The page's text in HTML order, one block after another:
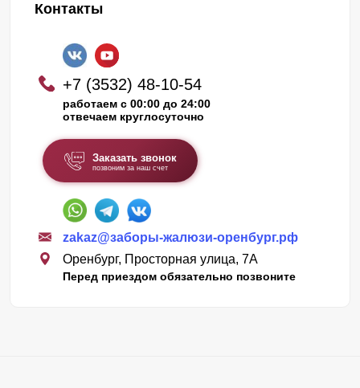
Контакты
+7 (3532) 48-10-54
работаем с 00:00 до 24:00
отвечаем круглосуточно
Заказать звонок
позвоним за наш счет
zakaz@заборы-жалюзи-оренбург.рф
Оренбург, Просторная улица, 7А
Перед приездом обязательно позвоните